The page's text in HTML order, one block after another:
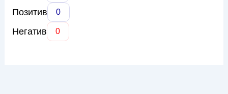
Позитив 0
Негатив 0